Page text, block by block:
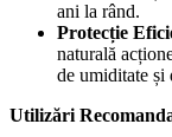
ani la rând.
Protecție
naturală
de umiditate și
Utilizări